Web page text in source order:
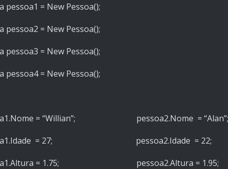
pessoa1 = New Pessoa();
pessoa2 = New Pessoa();
pessoa3 = New Pessoa();
pessoa4 = New Pessoa();
= “Willian”; pessoa2.Nome =
= 27; pessoa2.Idade = 22;
= 1.75; pessoa2.Altura = 1.95;